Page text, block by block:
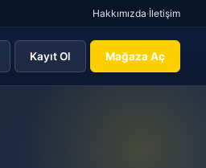
Hakkımızda·İletişim
Kayıt Ol Mağaza Aç